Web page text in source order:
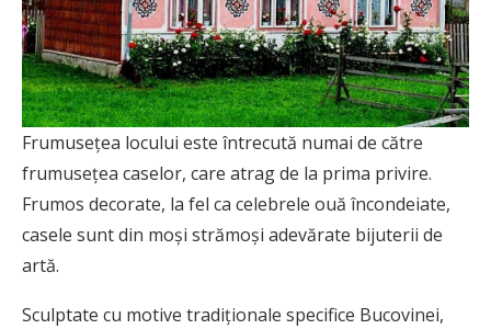
Frumusețea locului este întrecută numai de către
frumusețea caselor, care atrag de la prima privire.
Frumos decorate, la fel ca celebrele ouă încondeiate,
casele sunt din moși strămoși adevărate bijuterii de
artă.
Sculptate cu motive tradiționale specifice Bucovinei,